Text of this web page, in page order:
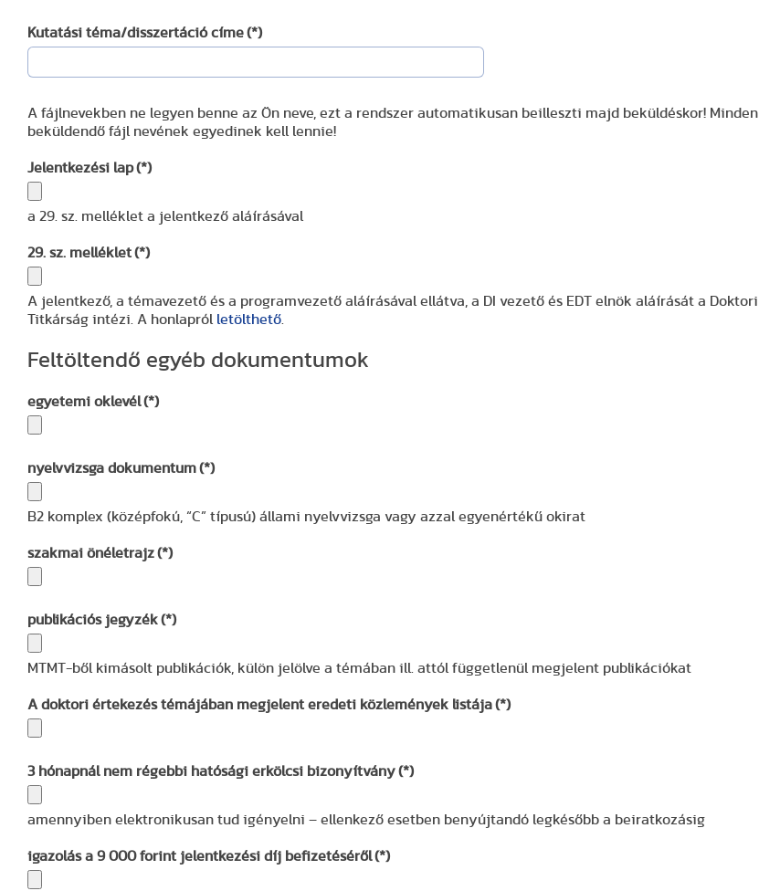
Kutatási téma/disszertáció címe(*)
A fájlnevekben ne legyen benne az Ön neve, ezt a rendszer automatikusan beilleszti majd beküldéskor! Minden
beküldendő fájl nevének egyedinek kell lennie!
Jelentkezési lap(*)
a 29. sz. melléklet a jelentkező aláírásával
29. sz. melléklet(*)
A jelentkező, a témavezető és a programvezető aláírásával ellátva, a DI vezető és EDT elnök aláírását a Doktori
Titkárság intézi. A honlapról
letölthető
Feltöltendő egyéb dokumentumok
egyetemi oklevél(*)
nyelvvizsga dokumentum(*)
B2 komplex (középfokú, “C” típusú) állami nyelvvizsga vagy azzal egyenértékű okirat
szakmai önéletrajz(*)
publikációs jegyzék(*)
MTMT-ből kimásolt publikációk, külön jelölve a témában ill. attól függetlenül megjelent publikációkat
A doktori értekezés témájában megjelent eredeti közlemények listája(*)
3 hónapnál nem régebbi hatósági erkölcsi bizonyítvány(*)
amennyiben elektronikusan tud igényelni – ellenkező esetben benyújtandó legkésőbb a beiratkozásig
igazolás a 9 000 forint jelentkezési díj befizetéséről(*)